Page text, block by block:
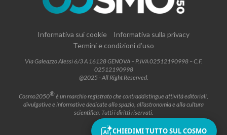
Informativa sui cookie
Informativa sulla privacy
Termini e condizioni d’uso
Via Galeazzo Alessi 6/3 A 16128 GENOVA – P.IVA 02512190998 – C.F.
02512190998
@2025 - All Right Reserved.
Cosmo2050®è un marchio registrato che contraddistingue attività editoriali,
divulgative e informative dedicate allo spazio, all’astronomia e alla cultura
scientifica. Tutti i diritti riservati.
CHIEDIMI TUTTO SUL COSMO